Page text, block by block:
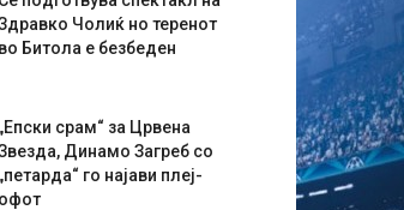
Чолиќ но теренот
во Битола е безбеден
„Епски срам“ за Црвена
Динамо Загреб со
„петарда“ го најави плеј-
офот